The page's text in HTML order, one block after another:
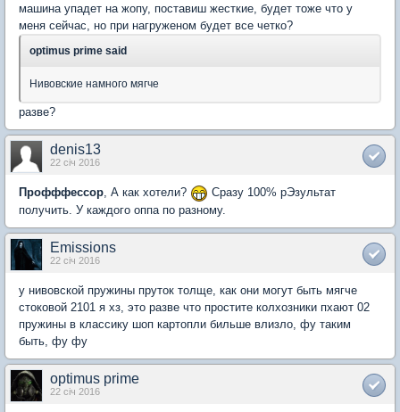
машина упадет на жопу, поставиш жесткие, будет тоже что у
меня сейчас, но при нагруженом будет все четко?
optimus prime said
Нивовские намного мягче
разве?
denis13
22 січ 2016
Профффессор , А как хотели?
Сразу 100% рЭзультат
получить. У каждого оппа по разному.
Emissions
22 січ 2016
у нивовской пружины пруток толще, как они могут быть мягче
стоковой 2101 я хз, это разве что простите колхозники пхают 02
пружины в классику шоп картопли бильше влизло, фу таким
быть, фу фу
optimus prime
22 січ 2016